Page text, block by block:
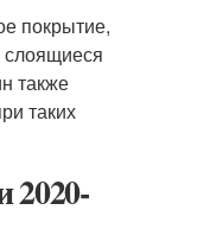
покрытие,
слоящиеся
также
таких
2020-